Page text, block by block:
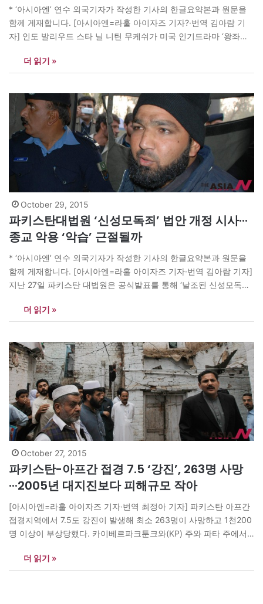
* ‘아시아엔’ 연수 외국기자가 작성한 기사의 한글요약본과 원문을
함께 게재합니다. [아시아엔=라훌 아이자즈 기자?·번역 김아람 기
자] 인도 발리우드 스타 닐 니틴 무케쉬가 미국 인기드라마 ‘왕좌의
의게임’ 스턴트 감독을 맡고 있는 그렉 포웰의 눈에 띄어 발탁됐다.
포웰 감독은 무케쉬가 현재 출연하고 있는 살만 칸…
더 읽기 »
October 29, 2015
파키스탄대법원 ‘신성모독죄’ 법안 개정 시사···
종교 악용 ‘악습’ 근절될까
* ‘아시아엔’ 연수 외국기자가 작성한 기사의 한글요약본과 원문을
함께 게재합니다. [아시아엔=라훌 아이자즈 기자·번역 김아람 기자]
지난 27일 파키스탄 대법원은 공식발표를 통해 ‘날조된 신성모독죄’
법안의 개정을 제안했다. 이슬람이 국교이자 신성화되고 있는 파키
스탄으로선 파격적인 변화다. 이 대변혁의 발단은 살먼 타시아 펀자
더 읽기 »
October 27, 2015
파키스탄-아프간 접경 7.5 ‘강진’, 263명 사망
···2005년 대지진보다 피해규모 작아
[아시아엔=라훌 아이자즈 기자·번역 최정아 기자] 파키스탄 아프간
접경지역에서 7.5도 강진이 발생해 최소 263명이 사망하고 1천200
명 이상이 부상당했다. 카이베르파크툰크와(KP) 주와 파타 주에서
명, 길기트발티스탄 주에서 3명이 사망했다. 통신망이 닿지 않는 산
간지역까지 포함하면, 피해자 수는 더욱 급증할 것으로 보인다. 현지
더 읽기 »